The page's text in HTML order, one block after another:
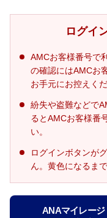
ログイ
AMCお客様番号で
の確認にはAMCお
お手元にお控えくだ
紛失や盗難などで
るとAMCお客様番
い。
ログインボタンが
ん。黄色になるま
ANAマイレージ